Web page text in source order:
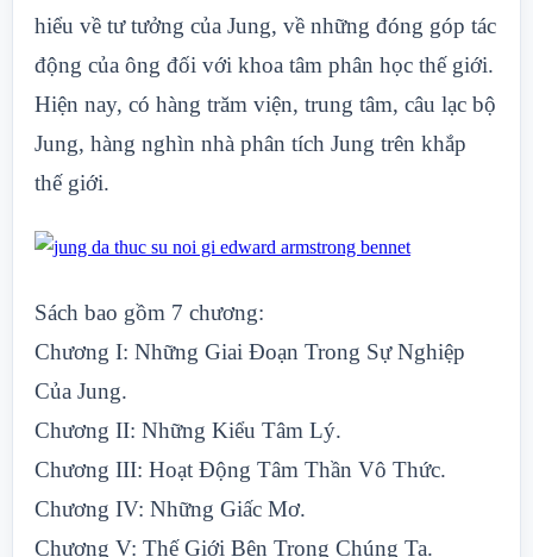
hiểu về tư tưởng của Jung, về những đóng góp tác
động của ông đối với khoa tâm phân học thế giới.
Hiện nay, có hàng trăm viện, trung tâm, câu lạc bộ
Jung, hàng nghìn nhà phân tích Jung trên khắp
thế giới.
Sách bao gồm 7 chương:
Chương I: Những Giai Đoạn Trong Sự Nghiệp
Của Jung.
Chương II: Những Kiểu Tâm Lý.
Chương III: Hoạt Động Tâm Thần Vô Thức.
Chương IV: Những Giấc Mơ.
Chương V: Thế Giới Bên Trong Chúng Ta.